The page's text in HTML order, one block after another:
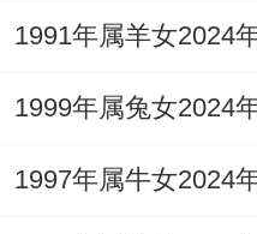
家人之生肖，恰为
增。
例如配偶属鼠，形